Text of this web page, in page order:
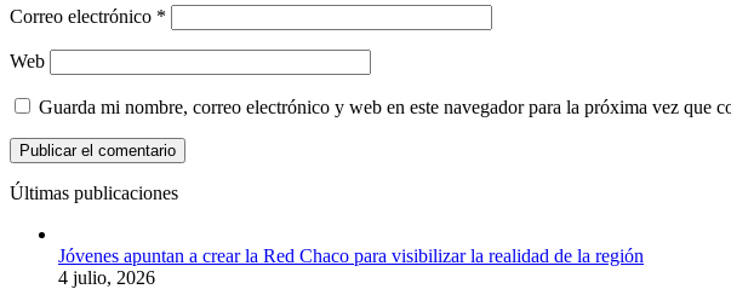
Correo electrónico *
Web
Guarda mi nombre, correo electrónico y web en este navegador para la próxima vez que
Últimas publicaciones
Jóvenes apuntan a crear la Red Chaco para visibilizar la realidad de la región
4 julio, 2026